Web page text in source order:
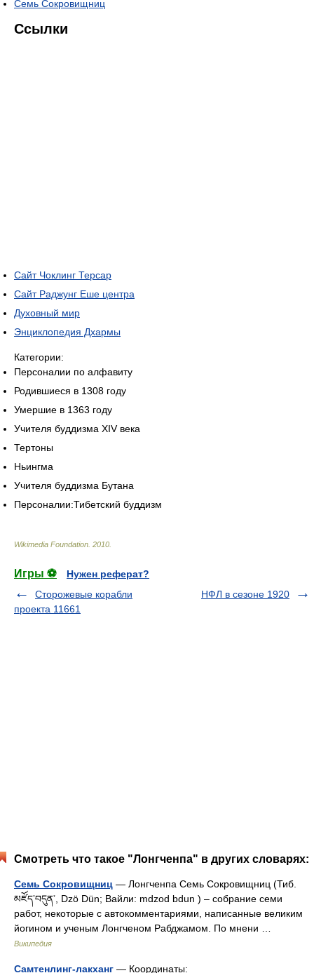
Семь Сокровищниц
Ссылки
Сайт Чоклинг Терсар
Сайт Раджунг Еше центра
Духовный мир
Энциклопедия Дхармы
Категории:
Персоналии по алфавиту
Родившиеся в 1308 году
Умершие в 1363 году
Учителя буддизма XIV века
Тертоны
Ньингма
Учителя буддизма Бутана
Персоналии:Тибетский буддизм
Wikimedia Foundation 2010
Игры ⚽
Нужен реферат?
Сторожевые корабли
проекта 11661
НФЛ в сезоне 1920
Смотреть что такое "Лонгченпа" в других словарях:
Семь Сокровищниц — Лонгченпа Семь Сокровищниц (Тиб.
མཛོད་བདུན་, Dzö Dün; Вайли: mdzod bdun ) – собрание семи
работ, некоторые с автокомментариями, написанные великим
йогином и ученым Лонгченом Рабджамом. По мнени …
Википедия
Самтенлинг-лакханг — Координаты: